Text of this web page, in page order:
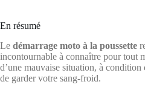
En résumé
Le démarrage moto à la poussette
incontournable à connaître pour tout
d’une mauvaise situation, à condition
de garder votre sang-froid.